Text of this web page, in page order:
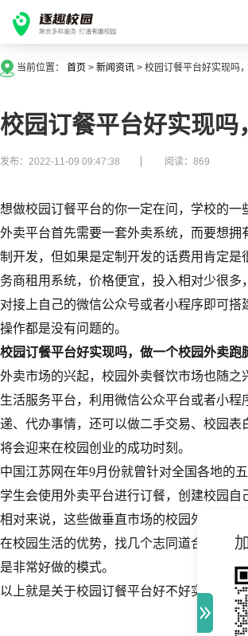
当前位置： 首页 > 新闻资讯 > 校园订餐平台好实现吗
校园订餐平台好实现
发布：2022-11-09 09:47:38 阅读：869
想做校园订餐平台的你一定在问，学校的
外卖平台首先需要一套外卖系统，而要想
制开发，但如果是定制开发的话费用肯定
务商租用系统，价格便宜，投入相对少很
对接上自己的微信公众号或者小程序即可
操作都是没有问题的。
校园订餐平台好实现吗，做一个校园外卖跑
外卖市场的兴起，校园外卖餐饮市场也随
生活服务平台，利用微信公众平台或者小
递、代办事情，还可以做二手交易、校园
将会迎来在校园创业的成功时刻。
中国江苏网在年9月份就曾针对全国各地的
学生会使用外卖平台进行订餐，创建校园自
相对来说，这些做垂直市场的校园外卖
在校园生活的优势，找几个志同道合的伙
是非常好做的模式。
以上就是关于校园订餐平台好不好实现的